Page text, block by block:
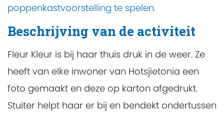
poppenkastvoorstelling te spelen.
Beschrijving van de activiteit
Fleur Kleur is bij haar thuis druk in de weer. Ze
heeft van elke inwoner van Hotsjietonia een
foto gemaakt en deze op karton afgedrukt.
Stuiter helpt haar er bij en bendekt ondertussen